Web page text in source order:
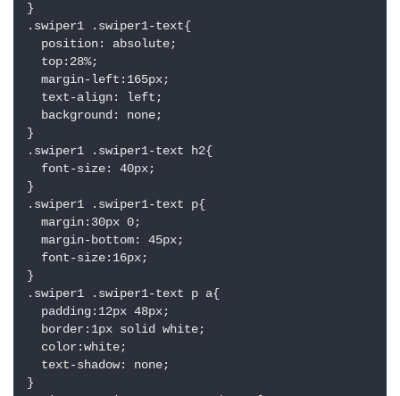
}
.swiper1 .swiper1-text{
position: absolute;
top:28%;
margin-left:165px;
text-align: left;
background: none;
}
.swiper1 .swiper1-text h2{
font-size: 40px;
}
.swiper1 .swiper1-text p{
margin:30px 0;
margin-bottom: 45px;
font-size:16px;
}
.swiper1 .swiper1-text p a{
padding:12px 48px;
border:1px solid white;
color:white;
text-shadow: none;
}